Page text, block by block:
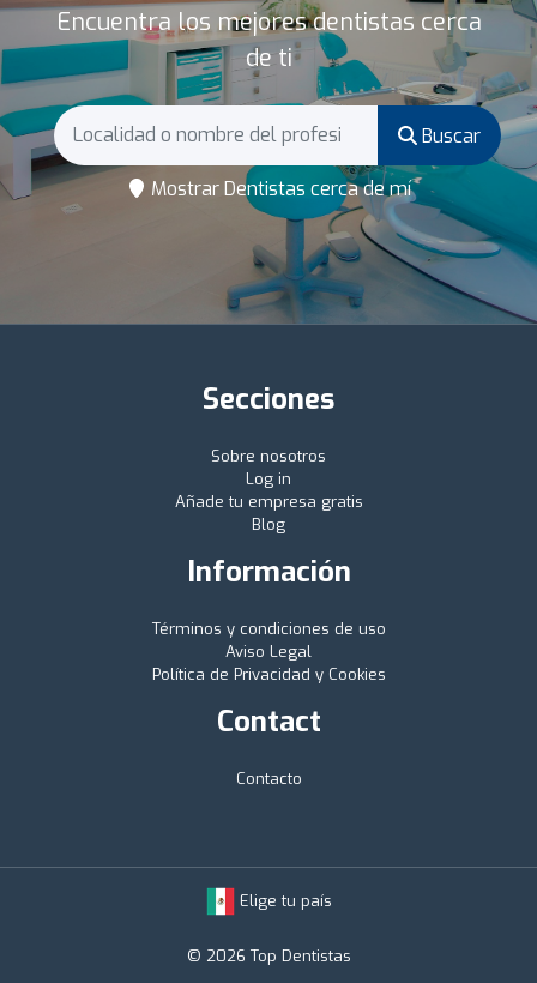
Encuentra los mejores dentistas cerca
de ti
Buscar
Mostrar Dentistas cerca de mí
Secciones
Sobre nosotros
Log in
Añade tu empresa gratis
Blog
Información
Términos y condiciones de uso
Aviso Legal
Política de Privacidad y Cookies
Contact
Contacto
Elige tu país
© 2026 Top Dentistas